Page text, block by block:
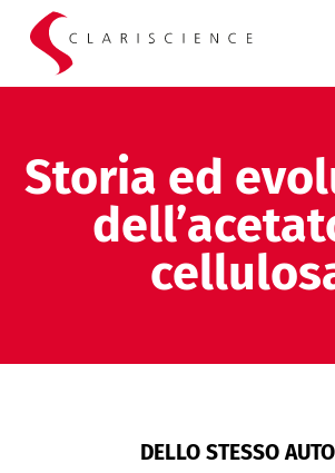
Storia ed
DELLO STESSO